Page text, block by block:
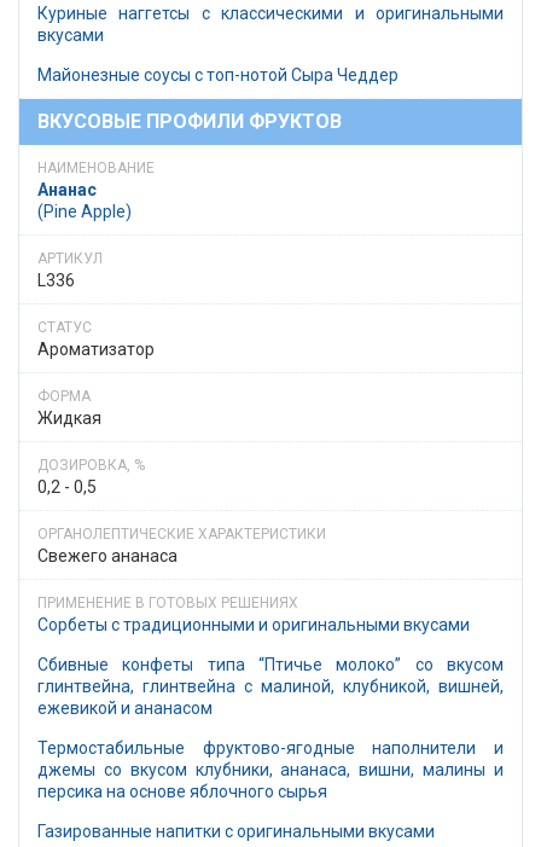
Куриные наггетсы с классическими и оригинальными
вкусами
Майонезные соусы с топ-нотой Сыра Чеддер
ВКУСОВЫЕ ПРОФИЛИ ФРУКТОВ
Ананас
(Pine Apple)
L336
Ароматизатор
Жидкая
0,2 - 0,5
Свежего ананаса
Сорбеты с традиционными и оригинальными вкусами
Сбивные конфеты типа “Птичье молоко” со вкусом
глинтвейна, глинтвейна с малиной, клубникой, вишней,
ежевикой и ананасом
Термостабильные фруктово-ягодные наполнители и
джемы со вкусом клубники, ананаса, вишни, малины и
персика на основе яблочного сырья
Газированные напитки с оригинальными вкусами